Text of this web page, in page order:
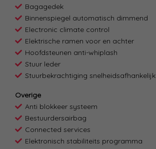
Bagagedek
Binnenspiegel automatisch dimmend
Electronic climate control
Elektrische ramen voor en achter
Hoofdsteunen anti-whiplash
Stuur leder
Stuurbekrachtiging snelheidsafhankelijk
Overige
Anti blokkeer systeem
Bestuurdersairbag
Connected services
Elektronisch stabiliteits programma